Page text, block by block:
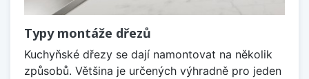
Typy montáže dřezů
Kuchyňské dřezy se dají namontovat na několik
způsobů. Většina je určených výhradně pro jeden